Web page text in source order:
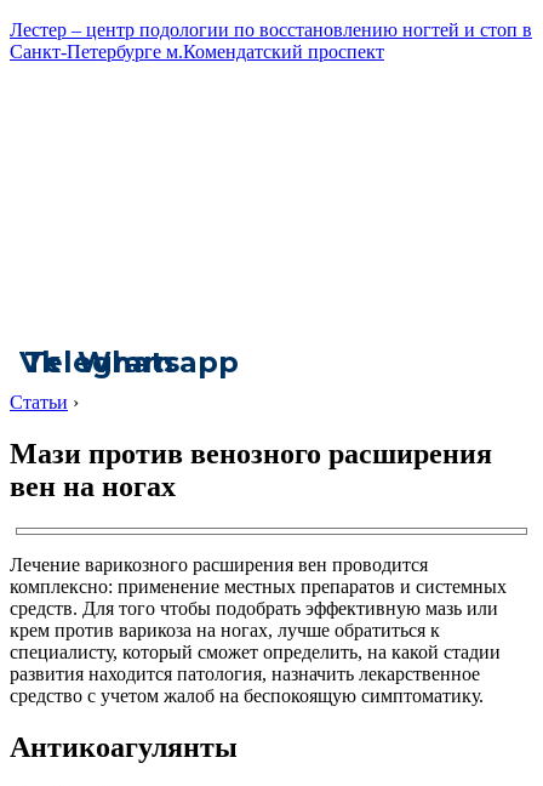
Лестер – центр подологии по восстановлению ногтей и стоп в
Санкт-Петербурге м.Комендатский проспект
Vk
Telegram
Whatsapp
Статьи ›
Мази против венозного расширения
вен на ногах
Лечение варикозного расширения вен проводится
комплексно: применение местных препаратов и системных
средств. Для того чтобы подобрать эффективную мазь или
крем против варикоза на ногах, лучше обратиться к
специалисту, который сможет определить, на какой стадии
развития находится патология, назначить лекарственное
средство с учетом жалоб на беспокоящую симптоматику.
Антикоагулянты